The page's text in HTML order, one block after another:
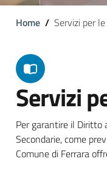
Home Servizi per
Servizi
Per garantire il Diritto
Secondarie, come
Comune di Ferrara